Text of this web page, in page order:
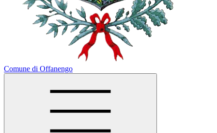
Comune di Offanengo